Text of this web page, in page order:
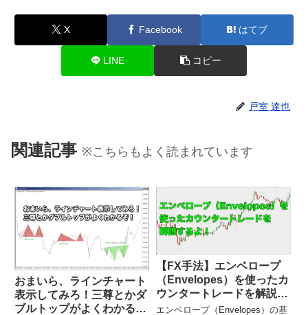
X Facebook はてブ
LINE コピー
戸室 達也
関連記事 ※こちらもよく読まれています
おまいら、ラインチャート
表示してみろ！三尊とかダ
ブルトップがよくわかる
【FX手法】エンベロープ
（Envelopes）を使ったカ
ウンタートレードを解説す
るよ！
エンベロープ（Envelopes）の基